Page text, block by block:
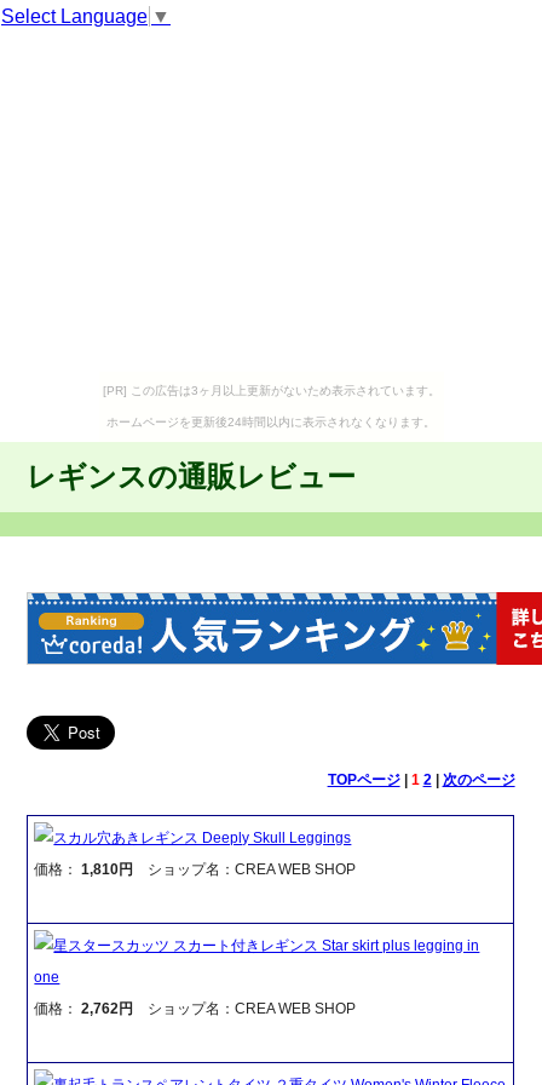
Select Language ▼
[PR] この広告は3ヶ月以上更新がないため表示されています。
ホームページを更新後24時間以内に表示されなくなります。
レギンスの通販レビュー
TOPページ| 1 2| 次のページ
スカル穴あきレギンス Deeply Skull Leggings
価格：1,810円 ショップ名：CREA WEB SHOP
星スタースカッツ スカート付きレギンス Star skirt plus legging in
one
価格：2,762円 ショップ名：CREA WEB SHOP